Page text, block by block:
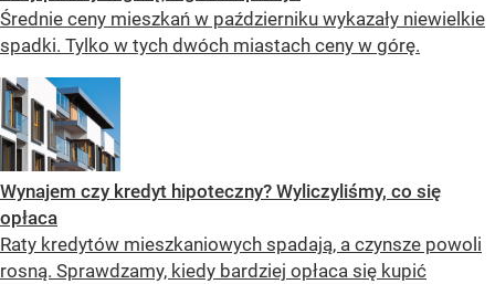
Średnie ceny mieszkań w październiku wykazały niewielkie
spadki. Tylko w tych dwóch miastach ceny w górę.
Wynajem czy kredyt hipoteczny? Wyliczyliśmy, co się
opłaca
Raty kredytów mieszkaniowych spadają, a czynsze powoli
rosną. Sprawdzamy, kiedy bardziej opłaca się kupić